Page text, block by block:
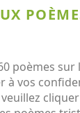
poèmes
à vos